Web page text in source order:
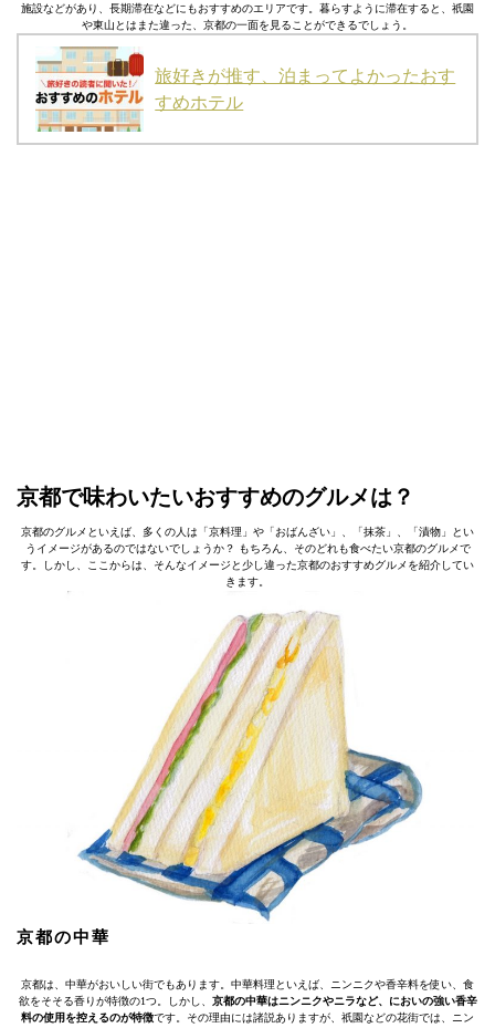
施設などがあり、長期滞在などにもおすすめのエリアです。暮らすように滞在すると、祇園
や東山とはまた違った、京都の一面を見ることができるでしょう。
旅好きが推す、泊まってよかったおす
すめホテル
京都で味わいたいおすすめのグルメは？
京都のグルメといえば、多くの人は「京料理」や「おばんざい」、「抹茶」、「漬物」とい
うイメージがあるのではないでしょうか？ もちろん、そのどれも食べたい京都のグルメで
す。しかし、ここからは、そんなイメージと少し違った京都のおすすめグルメを紹介してい
きます。
京都の中華
京都は、中華がおいしい街でもあります。中華料理といえば、ニンニクや香辛料を使い、食
欲をそそる香りが特徴の1つ。しかし、 京都の中華はニンニクやニラなど、においの強い香辛
料の使用を控えるのが特徴です。その理由には諸説ありますが、祇園などの花街では、ニン